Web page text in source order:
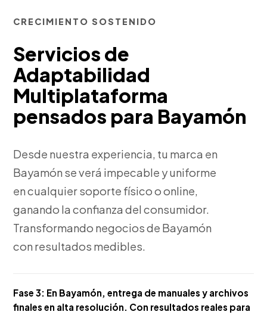
CRECIMIENTO SOSTENIDO
Servicios de
Adaptabilidad
Multiplataforma
pensados para Bayamón
Desde nuestra experiencia, tu marca en
Bayamón se verá impecable y uniforme
en cualquier soporte físico o online,
ganando la confianza del consumidor.
Transformando negocios de Bayamón
con resultados medibles.
Fase 3: En Bayamón, entrega de manuales y archivos
finales en alta resolución. Con resultados reales para